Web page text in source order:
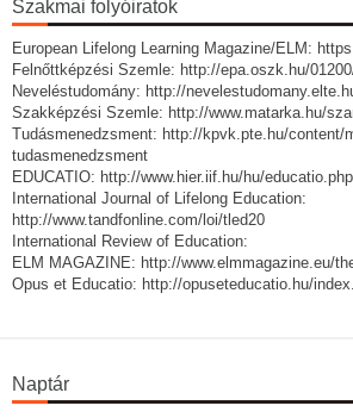
Szakmai folyóiratok
European Lifelong Learning Magazine/ELM:
Felnőttképzési Szemle: http://epa.oszk.hu/
Neveléstudomány: http://
Szakképzési Szemle: http://www.matarka.hu/
Tudásmenedzsment: http://kpvk.pte.hu/content/
tudasmenedzsment
EDUCATIO: http://www.hier.iif.hu/hu/educatio.php
International Journal of Lifelong Education:
http://www.tandfonline.com/loi/tled20
International Review of Education:
ELM MAGAZINE: http://www.elmmagazine.eu/
Opus et Educatio: http://opuseteducatio.hu/
Naptár